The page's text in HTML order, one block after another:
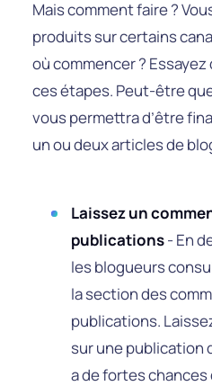
Mais comment faire ?
produits sur certains
où commencer ?
ces étapes. Peut-être
vous permettra d’être
un ou deux articles de
Laissez un
publications- En
les blogueurs
la section des
publications.
sur une publication
a de fortes chances